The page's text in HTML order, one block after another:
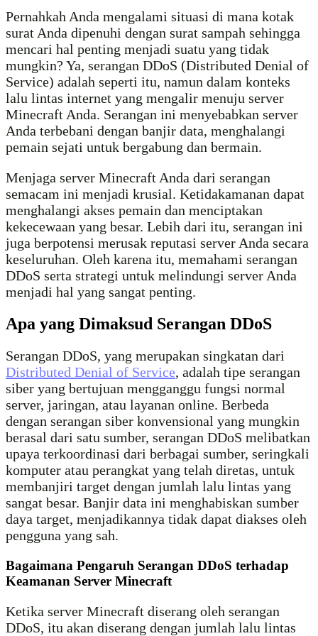
Pernahkah Anda mengalami situasi di mana kotak
surat Anda dipenuhi dengan surat sampah sehingga
mencari hal penting menjadi suatu yang tidak
mungkin? Ya, serangan DDoS (Distributed Denial of
Service) adalah seperti itu, namun dalam konteks
lalu lintas internet yang mengalir menuju server
Minecraft Anda. Serangan ini menyebabkan server
Anda terbebani dengan banjir data, menghalangi
pemain sejati untuk bergabung dan bermain.
Menjaga server Minecraft Anda dari serangan
semacam ini menjadi krusial. Ketidakamanan dapat
menghalangi akses pemain dan menciptakan
kekecewaan yang besar. Lebih dari itu, serangan ini
juga berpotensi merusak reputasi server Anda secara
keseluruhan. Oleh karena itu, memahami serangan
DDoS serta strategi untuk melindungi server Anda
menjadi hal yang sangat penting.
Apa yang Dimaksud Serangan DDoS
Serangan DDoS, yang merupakan singkatan dari
Distributed Denial of Service, adalah tipe serangan
siber yang bertujuan mengganggu fungsi normal
server, jaringan, atau layanan online. Berbeda
dengan serangan siber konvensional yang mungkin
berasal dari satu sumber, serangan DDoS melibatkan
upaya terkoordinasi dari berbagai sumber, seringkali
komputer atau perangkat yang telah diretas, untuk
membanjiri target dengan jumlah lalu lintas yang
sangat besar. Banjir data ini menghabiskan sumber
daya target, menjadikannya tidak dapat diakses oleh
pengguna yang sah.
Bagaimana Pengaruh Serangan DDoS terhadap
Keamanan Server Minecraft
Ketika server Minecraft diserang oleh serangan
DDoS, itu akan diserang dengan jumlah lalu lintas